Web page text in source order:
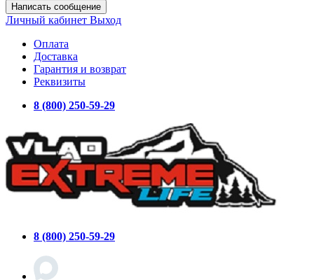
Написать сообщение
Личный кабинет Выход
Оплата
Доставка
Гарантия и возврат
Реквизиты
8 (800) 250-59-29
8 (800) 250-59-29